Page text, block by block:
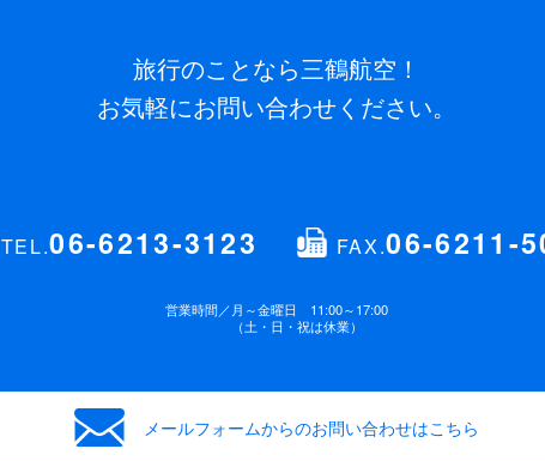
旅行のことなら三鶴航空！
お気軽にお問い合わせください。
TEL.06-6213-3123 FAX.06-6211-
営業時間／月～金曜日 11:00～17:00
（土・日・祝は休業）
メールフォームからのお問い合わせはこちら